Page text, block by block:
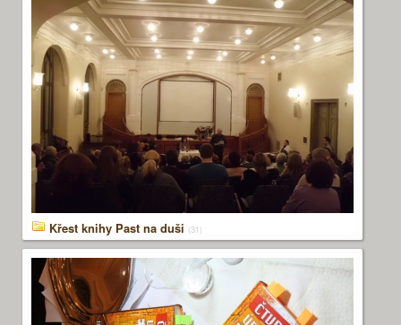
Křest knihy Past na duši (31)